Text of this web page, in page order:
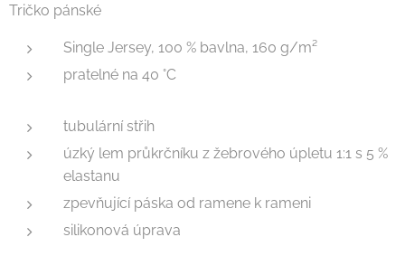
Tričko pánské
Single Jersey, 100 % bavlna, 160 g/m²
pratelné na 40 °C
tubulární střih
úzký lem průkrčníku z žebrového úpletu 1:1 s 5 %
elastanu
zpevňující páska od ramene k rameni
silikonová úprava